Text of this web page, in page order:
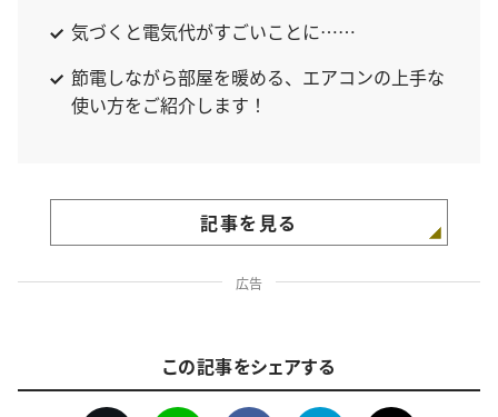
気づくと電気代がすごいことに……
節電しながら部屋を暖める、エアコンの上手な
使い方をご紹介します！
記事を見る
広告
この記事をシェアする